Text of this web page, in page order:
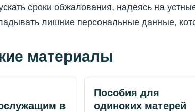
сроки обжалования, надеясь на
лишние персональные данные,
материалы
в
Пособия для
одиноких матерей